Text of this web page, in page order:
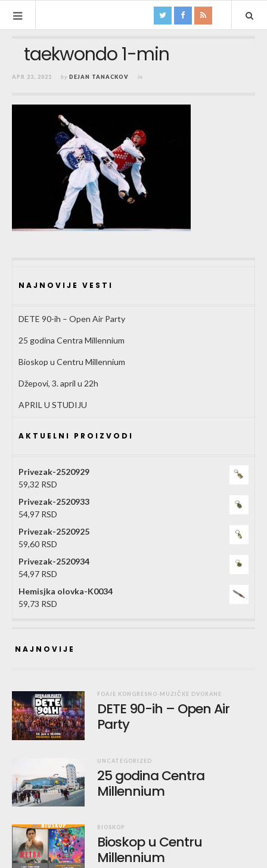
taekwondo 1-min
APR 23, 2021 by DEJAN TANACKOV in
NAJNOVIJE VESTI
DETE 90-ih – Open Air Party
25 godina Centra Millennium
Bioskop u Centru Millennium
Džepovi, 3. april u 22h
APRIL U STUDIJU
AKTUELNI PROIZVODI
Privezak-2520929
59,32 RSD
Privezak-2520933
54,97 RSD
Privezak-2520925
59,60 RSD
Privezak-2520934
54,97 RSD
Hemisjka olovka-K0034
59,73 RSD
NAJNOVIJE
FOAJE KONGRESNO-MUZIČKE DVORANE
DETE 90-ih – Open Air
Party
UNCATEGORIZED
25 godina Centra
Millennium
BIOSKOP
Bioskop u Centru
Millennium